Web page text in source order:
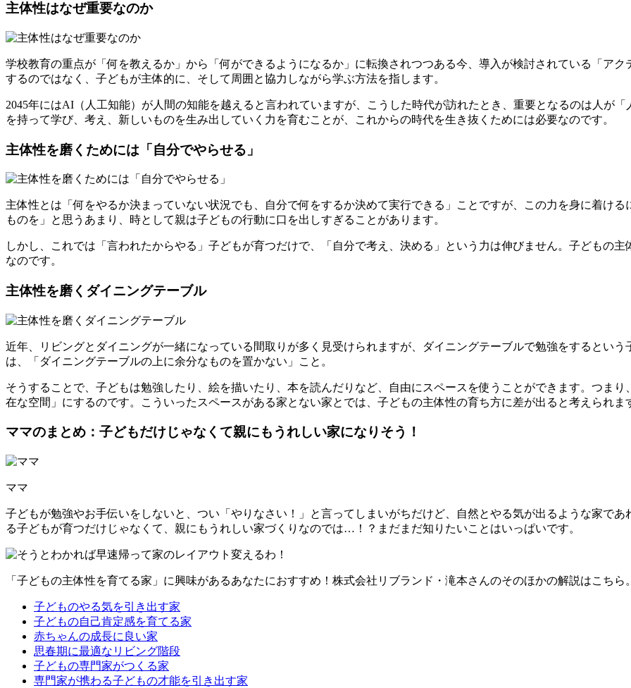
主体性はなぜ重要なのか
学校教育の重点が「何を教えるか」から「何ができるようになるか」に転換されつつある今、導入が検討されている 「ア
するのではなく、 子どもが主体的に、そして周囲と協力しながら学ぶ方法を指します。
2045年にはAI（人工知能）が人間の知能を越えると言われていますが、こうした時代が訪れたとき、重要となるのは 人が「
を持って学び、考え、新しいものを生み出していく力を育むことが、これからの時代を生き抜くためには必要なのです。
主体性を磨くためには「自分でやらせる」
主体性とは 「何をやるか決まっていない状況でも、自分で何をするか決めて実行できる」
ことですが、この力を身に着け
ものを」と思うあまり、時として親は子どもの行動に口を出しすぎることがあります。
しかし、これでは「言われたからやる」子どもが育つだけで、「自分で考え、決める」という力は伸びません。子どもの主
なのです。
主体性を磨くダイニングテーブル
近年、リビングとダイニングが一緒になっている間取りが多く見受けられますが、ダイニングテーブルで勉強をするとい
は、
「ダイニングテーブルの上に余分なものを置かない」 こと。
そうすることで、子どもは勉強したり、絵を描いたり、本を読んだりなど、自由にスペースを使うことができます。つまり、
在な空間」にするのです。こういったスペースがある家とない家とでは、子どもの主体性の育ち方に差が出ると考えられま
ママのまとめ：子どもだけじゃなくて親にもうれしい家になりそう！
ママ
子どもが勉強やお手伝いをしないと、つい「やりなさい！」と言ってしまいがちだけど、自然とやる気が出るような家で
る子どもが育つだけじゃなくて、親にもうれしい家づくりなのでは…！？まだまだ知りたいことはいっぱいです。
「子どもの主体性を育てる家」に興味があるあなたにおすすめ！株式会社リブランド・滝本さんのそのほかの解説はこちら。
子どものやる気を引き出す家
子どもの自己肯定感を育てる家
赤ちゃんの成長に良い家
思春期に最適なリビング階段
子どもの専門家がつくる家
専門家が携わる子どもの才能を引き出す家